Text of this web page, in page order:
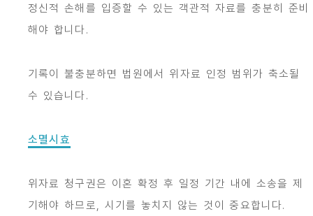
정신적 손해를 입증할 수 있는 객관적 자료를 충분히 준비
해야 합니다.
기록이 불충분하면 법원에서 위자료 인정 범위가 축소될
수 있습니다.
소멸시효
위자료 청구권은 이혼 확정 후 일정 기간 내에 소송을 제
기해야 하므로, 시기를 놓치지 않는 것이 중요합니다.